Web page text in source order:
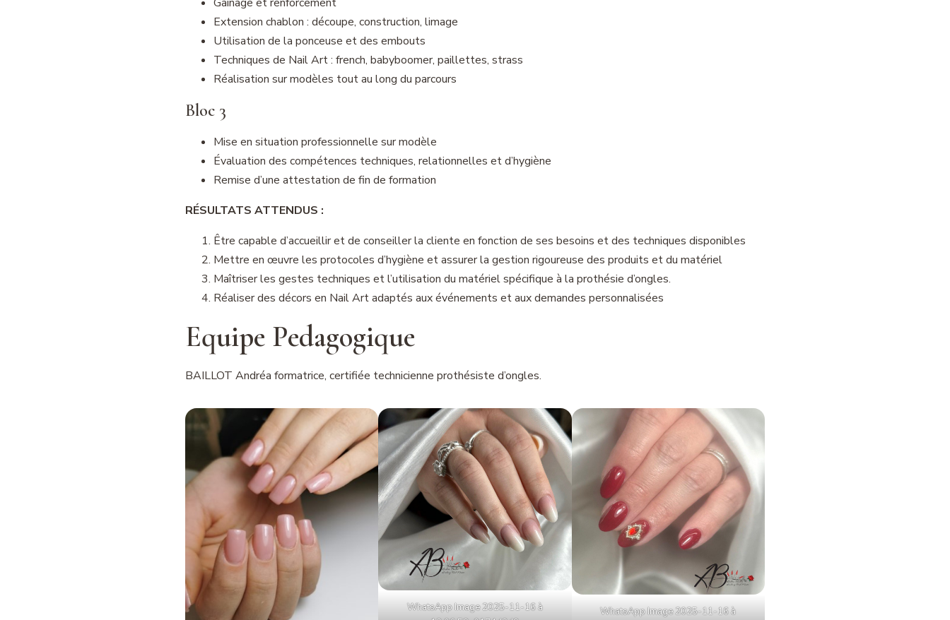
Extension chablon : découpe, construction, limage
Utilisation de la ponceuse et des embouts
Techniques de Nail Art : french, babyboomer, paillettes, strass
Réalisation sur modèles tout au long du parcours
Bloc 3
Mise en situation professionnelle sur modèle
Évaluation des compétences techniques, relationnelles et d’hygiène
Remise d’une attestation de fin de formation
RÉSULTATS ATTENDUS :
Être capable d’accueillir et de conseiller la cliente en fonction de ses besoins et des techniques disponibles
Mettre en œuvre les protocoles d’hygiène et assurer la gestion rigoureuse des produits et du matériel
Maîtriser les gestes techniques et l’utilisation du matériel spécifique à la prothésie d’ongles.
Réaliser des décors en Nail Art adaptés aux événements et aux demandes personnalisées
Equipe Pedagogique
BAILLOT Andréa formatrice, certifiée technicienne prothésiste d’ongles.
WhatsApp Image 2025-11-16 à
WhatsApp Image 2025-11-16 à